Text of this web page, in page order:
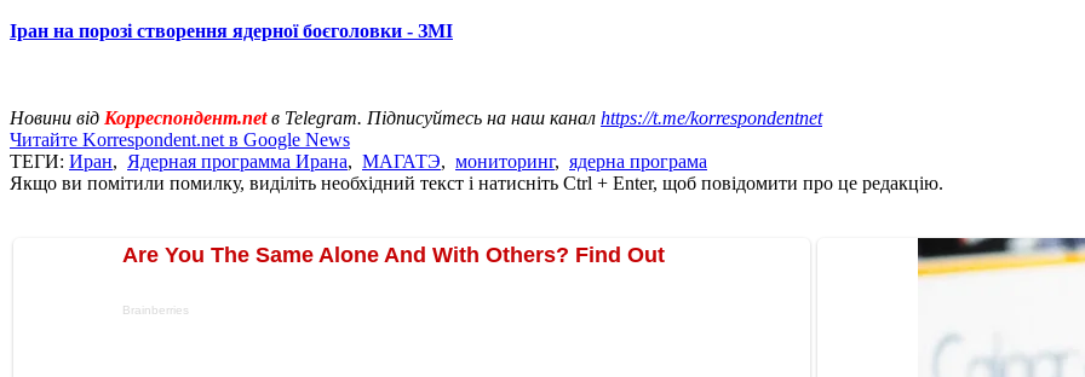
Іран на порозі створення ядерної боєголовки - ЗМІ
Новини від Корреспондент.netв Telegram. Підписуйтесь на наш канал https://t.me/korrespondentnet
Читайте Korrespondent.net в Google News
ТЕГИ: Иран, Ядерная программа Ирана, МАГАТЭ, мониторинг, ядерна програма
Якщо ви помітили помилку, виділіть необхідний текст і натисніть Ctrl + Enter, щоб повідомити про це редакцію.